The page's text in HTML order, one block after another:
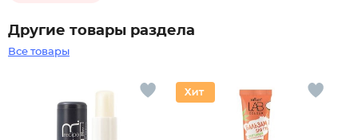
Другие товары раздела
Все товары